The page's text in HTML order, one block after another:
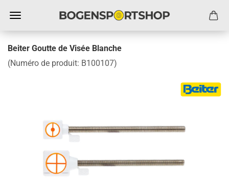
Beiter Goutte de Visée Blanche
(Numéro de produit: B100107)